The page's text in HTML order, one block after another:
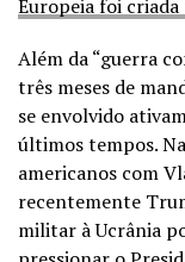
Europeia foi criada
Além da “guerra
três meses de
se envolvido
últimos tempos.
americanos com
recentemente
militar à Ucrânia